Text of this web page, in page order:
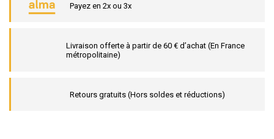
Payez en 2x ou 3x
Livraison offerte à partir de 60 € d’achat (En France
métropolitaine)
Retours gratuits (Hors soldes et réductions)